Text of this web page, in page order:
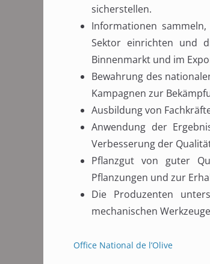
sicherstellen.
Informationen
Sektor einrichten und
Binnenmarkt und im
Bewahrung des
Kampagnen zur
Ausbildung von
Anwendung der
Verbesserung der
Pflanzgut von guter
Pflanzungen und zur
Die Produzenten
mechanischen
Office National de l’Olive